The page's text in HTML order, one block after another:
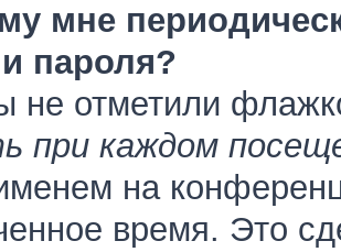
мне
пароля?
не отметили
при каждом
на
время. Это